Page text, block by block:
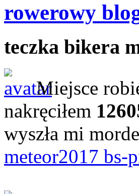
rowerowy
teczka bikera
Miejsce
nakręciłem
wyszła mi
meteor2017 bs-